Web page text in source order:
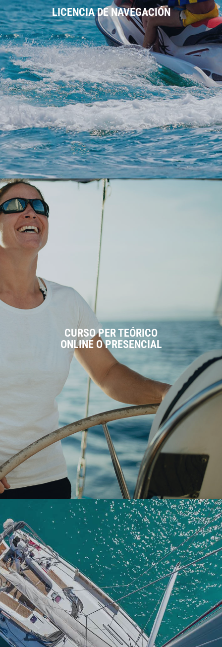
LICENCIA DE NAVEGACIÓN
CURSO PER TEÓRICO
ONLINE O PRESENCIAL